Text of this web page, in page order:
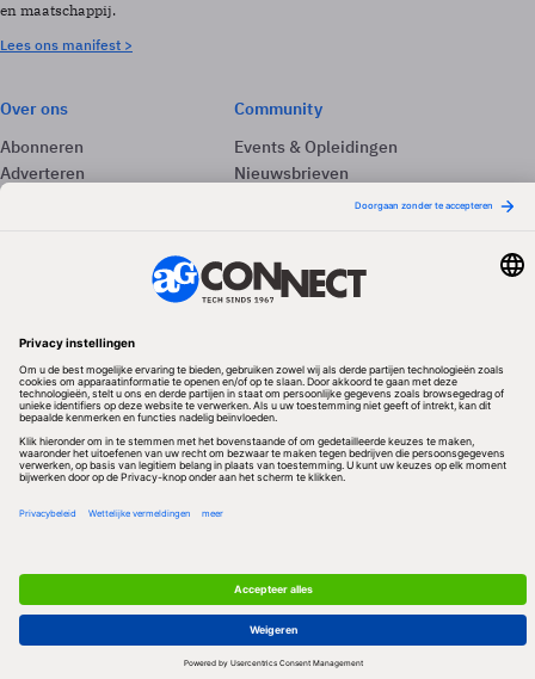
en maatschappij.
Lees ons manifest >
Over ons
Abonneren
Adverteren
Community
Events & Opleidingen
Nieuwsbrieven
Redactionele partner
Privacy & Cookies